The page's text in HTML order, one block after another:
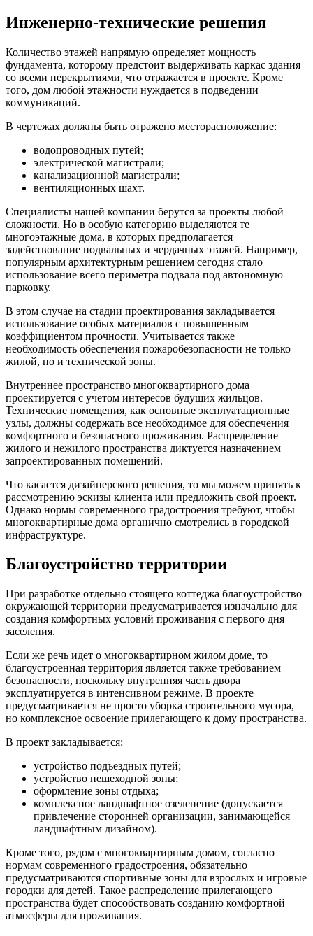
Инженерно-технические решения
Количество этажей напрямую определяет мощность
фундамента, которому предстоит выдерживать каркас здания
со всеми перекрытиями, что отражается в проекте. Кроме
того, дом любой этажности нуждается в подведении
коммуникаций.
В чертежах должны быть отражено месторасположение:
водопроводных путей;
электрической магистрали;
канализационной магистрали;
вентиляционных шахт.
Специалисты нашей компании берутся за проекты любой
сложности. Но в особую категорию выделяются те
многоэтажные дома, в которых предполагается
задействование подвальных и чердачных этажей. Например,
популярным архитектурным решением сегодня стало
использование всего периметра подвала под автономную
парковку.
В этом случае на стадии проектирования закладывается
использование особых материалов с повышенным
коэффициентом прочности. Учитывается также
необходимость обеспечения пожаробезопасности не только
жилой, но и технической зоны.
Внутреннее пространство многоквартирного дома
проектируется с учетом интересов будущих жильцов.
Технические помещения, как основные эксплуатационные
узлы, должны содержать все необходимое для обеспечения
комфортного и безопасного проживания. Распределение
жилого и нежилого пространства диктуется назначением
запроектированных помещений.
Что касается дизайнерского решения, то мы можем принять к
рассмотрению эскизы клиента или предложить свой проект.
Однако нормы современного градостроения требуют, чтобы
многоквартирные дома органично смотрелись в городской
инфраструктуре.
Благоустройство территории
При разработке отдельно стоящего коттеджа благоустройство
окружающей территории предусматривается изначально для
создания комфортных условий проживания с первого дня
заселения.
Если же речь идет о многоквартирном жилом доме, то
благоустроенная территория является также требованием
безопасности, поскольку внутренняя часть двора
эксплуатируется в интенсивном режиме. В проекте
предусматривается не просто уборка строительного мусора,
но комплексное освоение прилегающего к дому пространства.
В проект закладывается:
устройство подъездных путей;
устройство пешеходной зоны;
оформление зоны отдыха;
комплексное ландшафтное озеленение (допускается
привлечение сторонней организации, занимающейся
ландшафтным дизайном).
Кроме того, рядом с многоквартирным домом, согласно
нормам современного градостроения, обязательно
предусматриваются спортивные зоны для взрослых и игровые
городки для детей. Такое распределение прилегающего
пространства будет способствовать созданию комфортной
атмосферы для проживания.